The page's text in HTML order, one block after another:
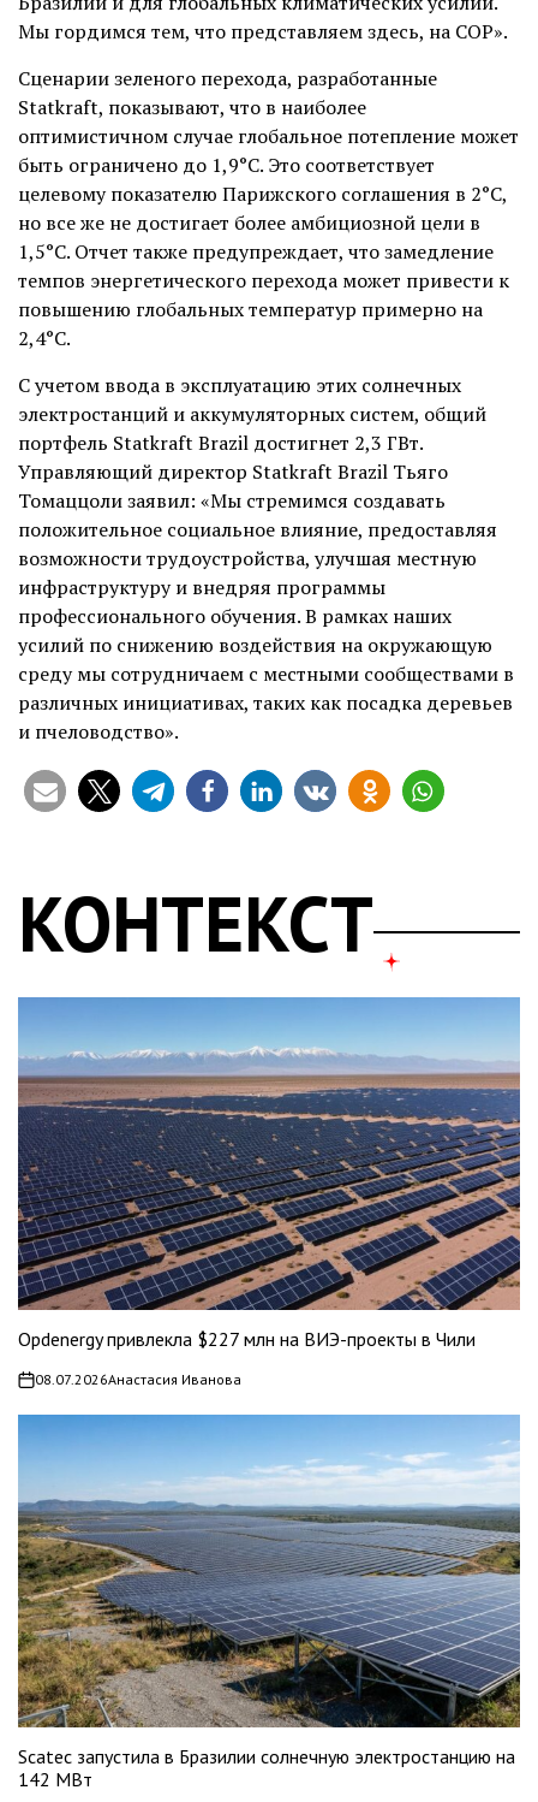
Мы гордимся тем, что представляем здесь, на COP».
Сценарии зеленого перехода, разработанные
Statkraft, показывают, что в наиболее
оптимистичном случае глобальное потепление может
быть ограничено до 1,9°C. Это соответствует
целевому показателю Парижского соглашения в 2°C,
но все же не достигает более амбициозной цели в
1,5°C. Отчет также предупреждает, что замедление
темпов энергетического перехода может привести к
повышению глобальных температур примерно на
2,4°C.
С учетом ввода в эксплуатацию этих солнечных
электростанций и аккумуляторных систем, общий
портфель Statkraft Brazil достигнет 2,3 ГВт.
Управляющий директор Statkraft Brazil Тьяго
Томаццоли заявил: «Мы стремимся создавать
положительное социальное влияние, предоставляя
возможности трудоустройства, улучшая местную
инфраструктуру и внедряя программы
профессионального обучения. В рамках наших
усилий по снижению воздействия на окружающую
среду мы сотрудничаем с местными сообществами в
различных инициативах, таких как посадка деревьев
и пчеловодство».
КОНТЕКСТ
Opdenergy привлекла $227 млн на ВИЭ-проекты в Чили
on08.07.2026Анастасия Иванова
Scatec запустила в Бразилии солнечную электростанцию на
142 МВт